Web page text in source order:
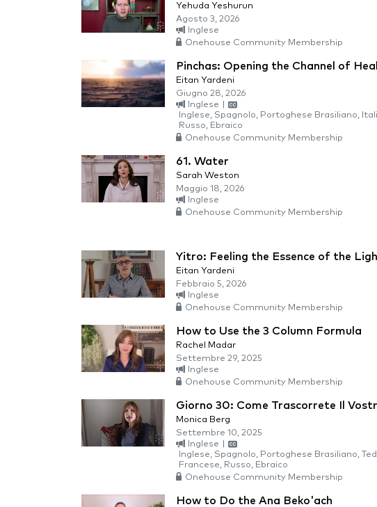
Yehuda Yeshurun
Agosto 3, 2026
Inglese
Onehouse Community Membership
Pinchas: Opening the Channel of
Eitan Yardeni
Giugno 28, 2026
Inglese
Inglese, Spagnolo, Portoghese Brasiliano,
Russo, Ebraico
Onehouse Community Membership
61. Water
Sarah Weston
Maggio 18, 2026
Inglese
Onehouse Community Membership
Yitro: Feeling the Essence of the
Eitan Yardeni
Febbraio 5, 2026
Inglese
Onehouse Community Membership
How to Use the 3 Column Formula
Rachel Madar
Settembre 29, 2025
Inglese
Onehouse Community Membership
Giorno 30: Come Trascorrete Il
Monica Berg
Settembre 10, 2025
Inglese
Inglese, Spagnolo, Portoghese Brasiliano,
Francese, Russo, Ebraico
Onehouse Community Membership
How to Do the Ana Beko'ach